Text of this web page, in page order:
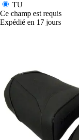
TU
Ce champ est requis
Expédié en 17 jours